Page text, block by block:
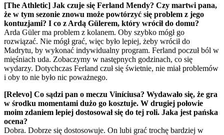
[The Athletic] Jak czuje się Ferland Mendy? Czy martwi pana,
że w tym sezonie znowu może powtórzyć się problem z jego
kontuzjami? I co z Ardą Gülerem, który wrócił do domu?
Arda Güler ma problem z kolanem. Oby szybko mógł go
rozwiązać. Nie mógł grać, więc było lepiej, żeby wrócił do
Madrytu, by wykonać indywidualny program. Ferland poczuł ból w
mięśniach uda. Zobaczymy w następnych godzinach, co się
wydarzy. Dotychczas Ferland czuł się świetnie, nie miał problemów
i oby to nie było nic poważnego.
[Relevo] Co sądzi pan o meczu Viníciusa? Wydawało się, że gra
w środku momentami dużo go kosztuje. W drugiej połowie
moim zdaniem lepiej dostosował się do tej roli. Jaka jest pańska
ocena?
Dobra. Dobrze się dostosowuje. On lubi grać trochę bardziej w